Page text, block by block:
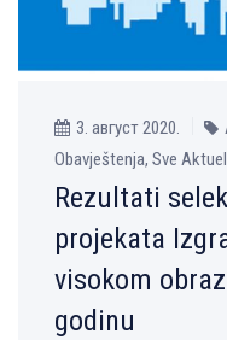
3. август 2020.
Obavještenja, Sve
Rezultati
projekata
visokom
godinu